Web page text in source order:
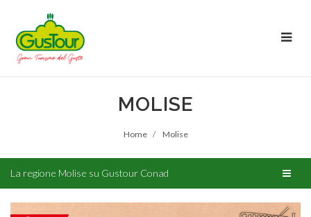
MOLISE
Home Molise
La regione Molise su Gustour Conad